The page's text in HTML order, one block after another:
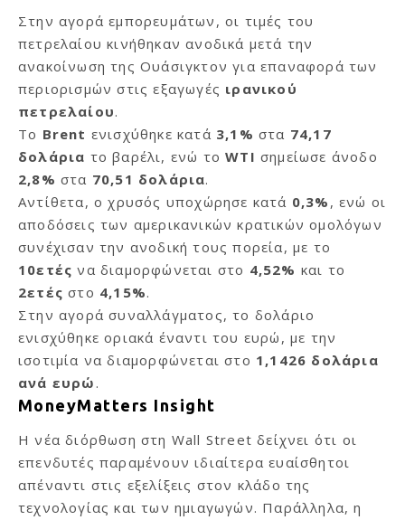
Στην αγορά εμπορευμάτων, οι τιμές του
πετρελαίου κινήθηκαν ανοδικά μετά την
ανακοίνωση της Ουάσιγκτον για επαναφορά των
περιορισμών στις εξαγωγές ιρανικού
πετρελαίου.
Το Brent ενισχύθηκε κατά 3,1% στα 74,17
δολάρια το βαρέλι, ενώ τοWTI σημείωσε άνοδο
2,8% στα 70,51 δολάρια.
Αντίθετα, ο χρυσός υποχώρησε κατά 0,3% , ενώ οι
αποδόσεις των αμερικανικών κρατικών ομολόγων
συνέχισαν την ανοδική τους πορεία, με το
10ετές να διαμορφώνεται στο 4,52% και το
2ετές στο 4,15%.
Στην αγορά συναλλάγματος, το δολάριο
ενισχύθηκε οριακά έναντι του ευρώ, με την
ισοτιμία να διαμορφώνεται στο 1,1426 δολάρια
ανά ευρώ .
MoneyMatters Insight
Η νέα διόρθωση στη Wall Street δείχνει ότι οι
επενδυτές παραμένουν ιδιαίτερα ευαίσθητοι
απέναντι στις εξελίξεις στον κλάδο της
τεχνολογίας και των ημιαγωγών. Παράλληλα, η